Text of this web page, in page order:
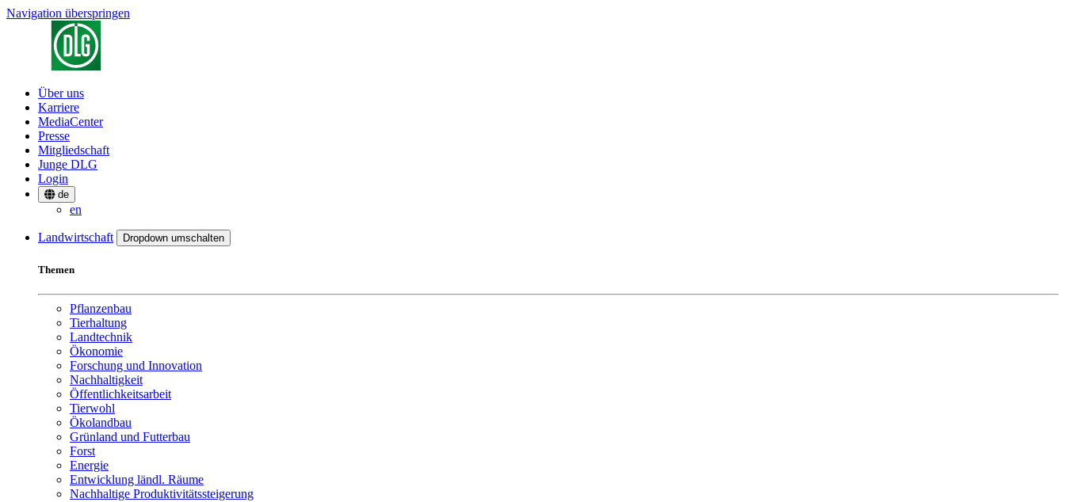
Navigation überspringen
Über uns
Karriere
MediaCenter
Presse
Mitgliedschaft
Junge DLG
Login
de
en
Landwirtschaft Dropdown umschalten
Themen
Pflanzenbau
Tierhaltung
Landtechnik
Ökonomie
Forschung und Innovation
Nachhaltigkeit
Öffentlichkeitsarbeit
Tierwohl
Ökolandbau
Grünland und Futterbau
Forst
Energie
Entwicklung ländl. Räume
Nachhaltige Produktivitätssteigerung